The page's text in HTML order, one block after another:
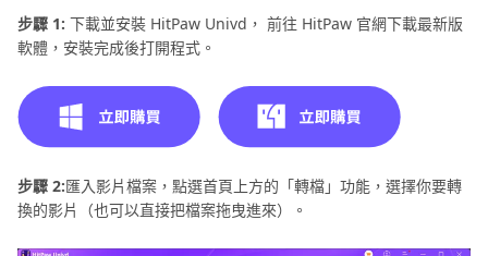
步驟 1: 下載並安裝 HitPaw Univd， 前往 HitPaw 官網下載最新版
軟體，安裝完成後打開程式。
步驟 2:匯入影片檔案，點選首頁上方的「轉檔」功能，選擇你要轉
換的影片（也可以直接把檔案拖曳進來）。